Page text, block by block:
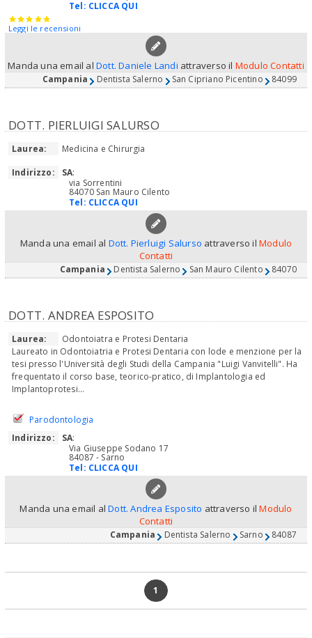
Tel: CLICCA QUI
Leggi le recensioni
Manda una email alDott. Daniele Landi attraverso il Modulo Contatti
Campania Dentista Salerno San Cipriano Picentino 84099
DOTT. PIERLUIGI SALURSO
Laurea:
Medicina e Chirurgia
Indirizzo:
SA:
via Sorrentini
84070 San Mauro Cilento
Tel: CLICCA QUI
Manda una email al Dott. Pierluigi Salurso attraverso ilModulo
Contatti
Campania Dentista Salerno San Mauro Cilento 84070
DOTT. ANDREA ESPOSITO
Laurea:
Odontoiatra e Protesi Dentaria
Laureato in Odontoiatria e Protesi Dentaria con lode e menzione per la
tesi presso l'Università degli Studi della Campania "Luigi Vanvitelli". Ha
frequentato il corso base, teorico-pratico, di Implantologia ed
Implantoprotesi...
Parodontologia
Indirizzo:
SA:
Via Giuseppe Sodano 17
84087 - Sarno
Tel: CLICCA QUI
Manda una email alDott. Andrea Esposito attraverso ilModulo
Contatti
Campania Dentista Salerno Sarno 84087
1